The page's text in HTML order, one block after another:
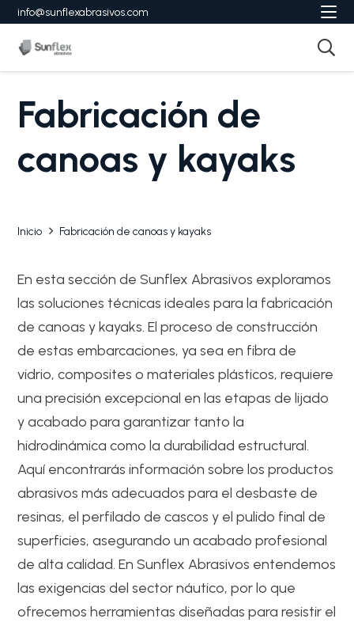
info@sunflexabrasivos.com
Fabricación de
canoas y kayaks
Inicio Fabricación de canoas y kayaks
En esta sección de Sunflex Abrasivos exploramos
las soluciones técnicas ideales para la fabricación
de canoas y kayaks. El proceso de construcción
de estas embarcaciones, ya sea en fibra de
vidrio, composites o materiales plásticos, requiere
una precisión excepcional en las etapas de lijado
y acabado para garantizar tanto la
hidrodinámica como la durabilidad estructural.
Aquí encontrarás información sobre los productos
abrasivos más adecuados para el desbaste de
resinas, el perfilado de cascos y el pulido final de
superficies, asegurando un acabado profesional
de alta calidad. En Sunflex Abrasivos entendemos
las exigencias del sector náutico, por lo que
ofrecemos herramientas diseñadas para resistir el